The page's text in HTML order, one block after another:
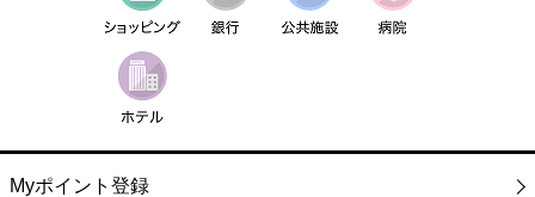
Myポイント登録